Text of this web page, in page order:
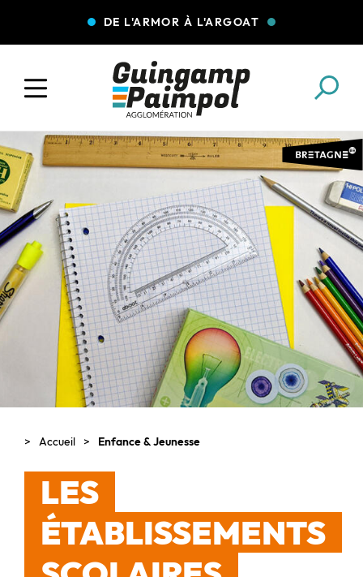
DE L'ARMOR À L'ARGOAT
COLLECTE DES DÉCHETS EAU ET ASSAINISSEMENT
ENFANCE JEUNESSE L'AGGLO' RECRUTE
ASSOCIATIONS PISCINES
Accueil Enfance & Jeunesse
LES
ÉTABLISSEMENTS